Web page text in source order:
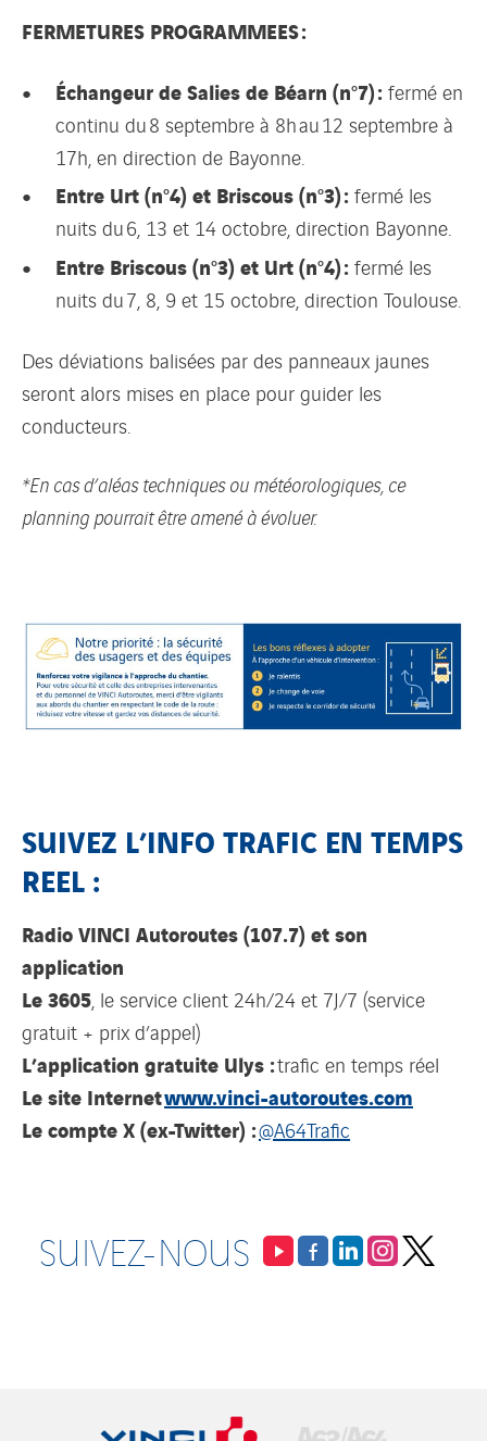
FERMETURES PROGRAMMEES :
Échangeur de Salies de Béarn (n°7) :fermé en
continu du 8 septembre à 8h au 12 septembre à
17h, en direction de Bayonne.
Entre Urt (n°4) et Briscous (n°3) :fermé les
nuits du 6, 13 et 14 octobre, direction Bayonne.
Entre Briscous (n°3) et Urt (n°4) :fermé les
nuits du 7, 8, 9 et 15 octobre, direction Toulouse.
Des déviations balisées par des panneaux jaunes
seront alors mises en place pour guider les
conducteurs.
*En cas d’aléas techniques ou météorologiques, ce
planning pourrait être amené à évoluer.
SUIVEZ L’INFO TRAFIC EN TEMPS
REEL :
Radio VINCI Autoroutes (107.7) et son
application
Le 3605 , le service client 24h/24 et 7J/7 (service
gratuit + prix d’appel)
L’application gratuite Ulys :trafic en temps réel
Le site Internetwww.vinci-autoroutes.com
Le compte X (ex-Twitter) :@A64Trafic
SUIVEZ-NOUS